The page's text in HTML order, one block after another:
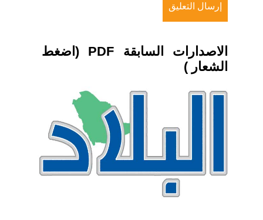
الاصدارات السابقة PDF (اضغط
الشعار )